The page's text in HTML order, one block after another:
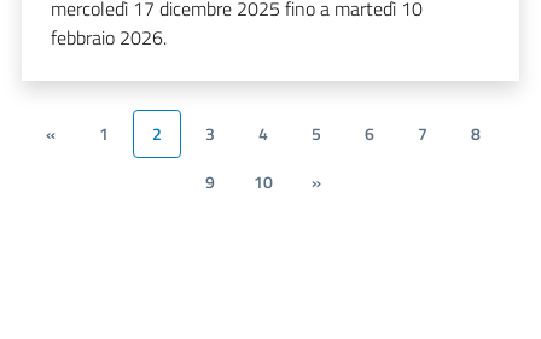
mercoledì 17 dicembre 2025 fino a martedì 10
febbraio 2026.
« 1 2 3 4 5 6 7
8
9
10 »